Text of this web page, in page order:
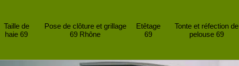
Taille de
haie 69
Pose de clôture et grillage
69 Rhône
Etêtage
69
Tonte et réfection de
pelouse 69